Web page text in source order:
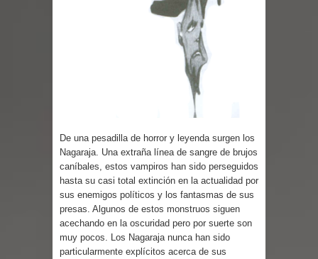
De una pesadilla de horror y leyenda surgen los
Nagaraja. Una extraña línea de sangre de brujos
caníbales, estos vampiros han sido perseguidos
hasta su casi total extinción en la actualidad por
sus enemigos políticos y los fantasmas de sus
presas. Algunos de estos monstruos siguen
acechando en la oscuridad pero por suerte son
muy pocos. Los Nagaraja nunca han sido
particularmente explícitos acerca de sus